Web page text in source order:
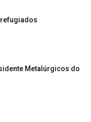
Metalúrgicos do